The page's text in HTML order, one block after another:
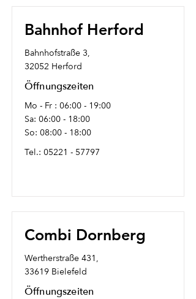
Bahnhof Herford
Bahnhofstraße 3,
32052 Herford
Öffnungszeiten
Mo - Fr : 06:00 - 19:00
Sa: 06:00 - 18:00
So: 08:00 - 18:00
Tel.: 05221 - 57797
Combi Dornberg
Wertherstraße 431,
33619 Bielefeld
Öffnungszeiten